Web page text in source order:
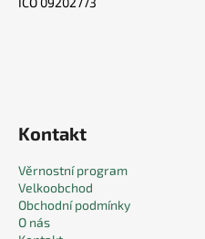
Kontakt
Věrnostní program
Velkoobchod
Obchodní podmínky
O nás